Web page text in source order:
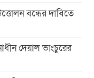
বন্ধের দাবিতে
দেয়াল ভাংচুরের